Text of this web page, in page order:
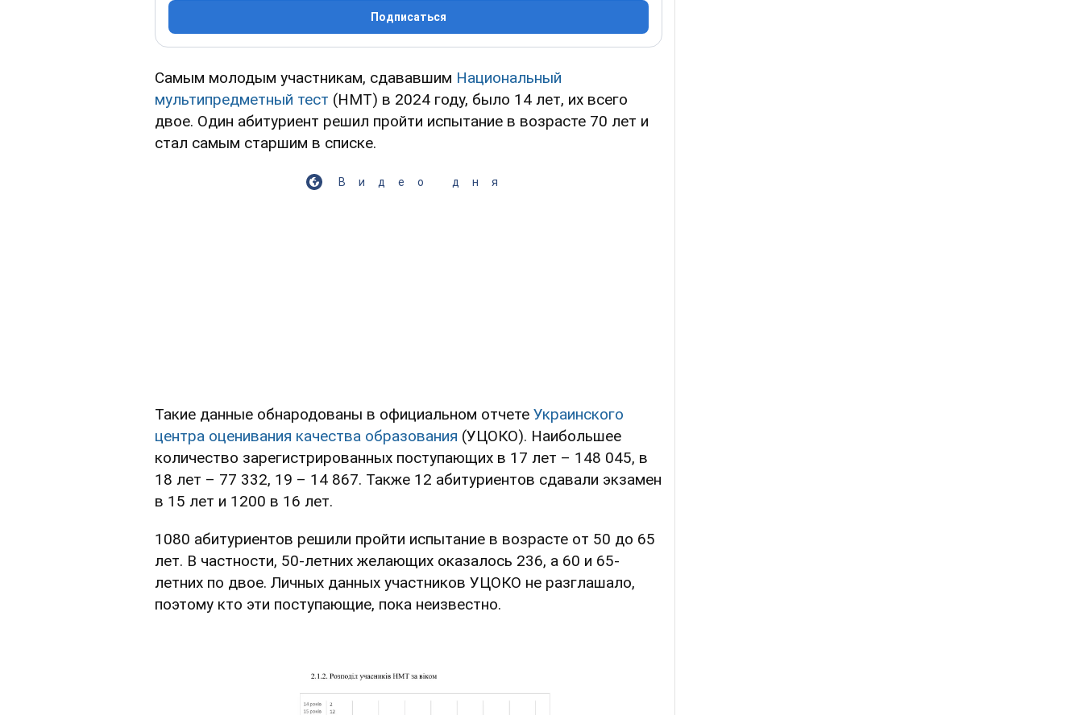
Подписаться
Самым молодым участникам, сдававшим Национальный
мультипредметный тест (НМТ) в 2024 году, было 14 лет, их всего
двое. Один абитуриент решил пройти испытание в возрасте 70 лет и
стал самым старшим в списке.
Видео дня
Такие данные обнародованы в официальном отчете Украинского
центра оценивания качества образования (УЦОКО). Наибольшее
количество зарегистрированных поступающих в 17 лет – 148 045, в
18 лет – 77 332, 19 – 14 867. Также 12 абитуриентов сдавали экзамен
в 15 лет и 1200 в 16 лет.
1080 абитуриентов решили пройти испытание в возрасте от 50 до 65
лет. В частности, 50-летних желающих оказалось 236, а 60 и 65-
летних по двое. Личных данных участников УЦОКО не разглашало,
поэтому кто эти поступающие, пока неизвестно.